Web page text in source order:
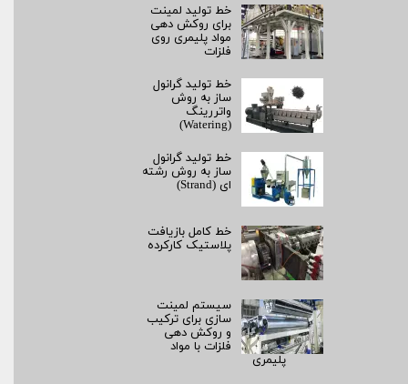
خط تولید لمینت
برای روکش‌ دهی
مواد پلیمری روی
فلزات
خط تولید گرانول
ساز به روش
واتررینگ
(Watering)
خط تولید گرانول
ساز به روش رشته‌
ای (Strand)
خط کامل بازیافت
پلاستیک کارکرده
سیستم لمینت‌
سازی برای ترکیب
و روکش‌ دهی
فلزات با مواد
پلیمری